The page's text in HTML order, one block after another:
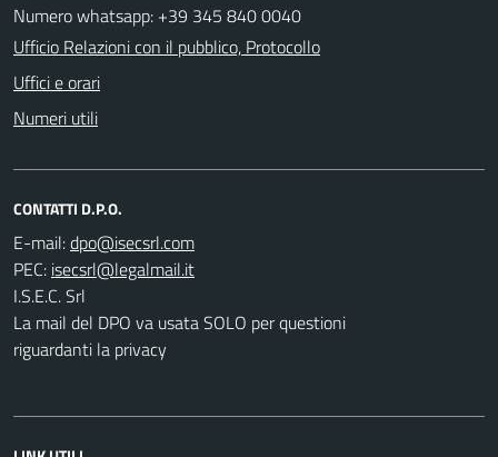
Numero whatsapp: +39 345 840 0040
Ufficio Relazioni con il pubblico, Protocollo
Uffici e orari
Numeri utili
CONTATTI D.P.O.
E-mail:
PEC:
I.S.E.C. Srl
La mail del DPO va usata SOLO per questioni
riguardanti la privacy